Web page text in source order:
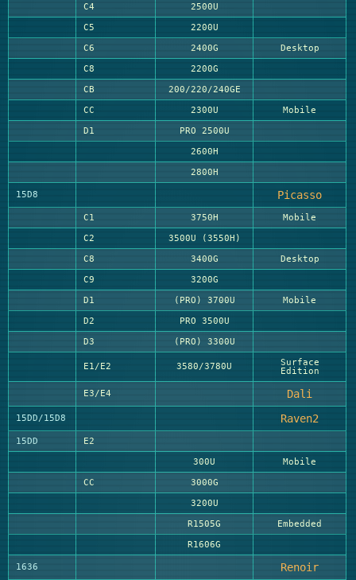
C4
2500U
C5
2200U
C6
2400G
Desktop
C8
2200G
CB
200/220/240GE
CC
2300U
Mobile
D1
PRO 2500U
2600H
2800H
15D8 Picasso
C1 3750H
Mobile
C2
3500U (3550H)
C8
3400G
Desktop
C9
3200G
D1
(PRO) 3700U
Mobile
D2
PRO 3500U
D3
(PRO) 3300U
E1/E2 3580/3780U
Surface
Edition
E3/E4 Dali
15DD/15D8 Raven2
15DD
E2
300U
Mobile
CC
3000G
3200U
R1505G
Embedded
R1606G
1636 Renoir